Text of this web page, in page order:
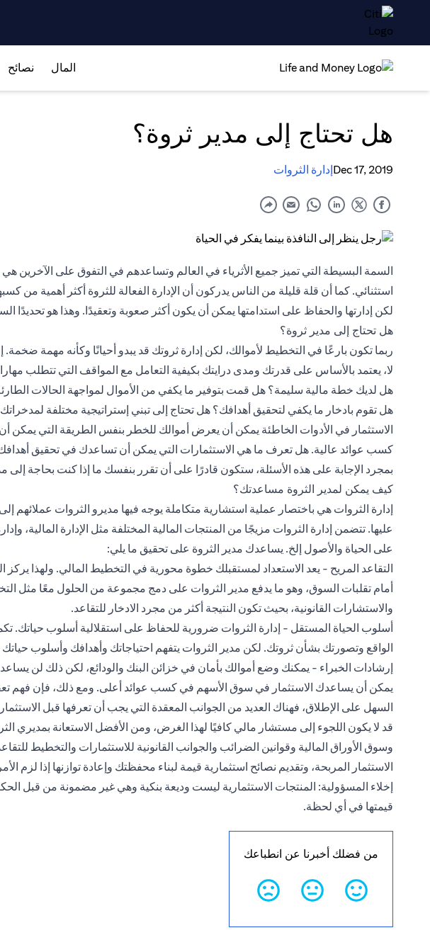
المال نصائح
هل تحتاج إلى مدير ثروة؟
Dec 17, 2019إدارة الثروات
السمة البسيطة التي تميز جميع الأثرياء في العالم وتساعدهم في التفوق على الآخرين
استثنائي. كما أن قلة قليلة من الناس يدركون أن الإدارة الفعالة للثروة أكثر أهمية من
لكن إدارتها والحفاظ على استدامتها يمكن أن يكون أكثر صعوبة وتعقيدًا. وهذا هو تحديدًا
هل تحتاج إلى مدير ثروة؟
ربما تكون بارعًا في التخطيط لأموالك، لكن إدارة ثروتك قد يبدو أحيانًا وكأنه مهمة ضخمة.
لا، يعتمد بالأساس على قدرتك ومدى درايتك بكيفية التعامل مع المواقف التي تتطلب
هل لديك خطة مالية سليمة؟ هل قمت بتوفير ما يكفي من الأموال لمواجهة الحالات
هل تقوم بادخار ما يكفي لتحقيق أهدافك؟ هل تحتاج إلى تبني إستراتيجية مختلفة
الاستثمار في الأدوات الخاطئة يمكن أن يعرض أموالك للخطر بنفس الطريقة التي يمكن
كسب عوائد عالية. هل تعرف ما هي الاستثمارات التي يمكن أن تساعدك في تحقيق
بمجرد الإجابة على هذه الأسئلة، ستكون قادرًا على أن تقرر بنفسك ما إذا كنت بحاجة إلى
كيف يمكن لمدير الثروة مساعدتك؟
إدارة الثروات هي باختصار عملية استشارية متكاملة يوجه فيها مديرو الثروات عملائهم إلى
عليها. تتضمن إدارة الثروات مزيجًا من المنتجات المالية المختلفة مثل الإدارة المالية،
على الحياة والأصول إلخ. يساعدك مدير الثروة على تحقيق ما يلي:
التقاعد المريح - يعد الاستعداد لمستقبلك خطوة محورية في التخطيط المالي. ولهذا
أمام تقلبات السوق، وهو ما يدفع مدير الثروات على دمج مجموعة من الحلول معًا مثل
والاستشارات القانونية، بحيث تكون النتيجة أكثر من مجرد الادخار للتقاعد.
أسلوب الحياة المستقل - إدارة الثروات ضرورية للحفاظ على استقلالية أسلوب حياتك.
الواقع وتصورتك بشأن ثروتك. لكن مدير الثروات يتفهم احتياجاتك وأهدافك وأسلوب
إرشادات الخبراء - يمكنك وضع أموالك بأمان في خزائن البنك والودائع، لكن ذلك لن
يمكن أن يساعدك الاستثمار في سوق الأسهم في كسب عوائد أعلى. ومع ذلك، فإن فهم
السهل على الإطلاق، فهناك العديد من الجوانب المعقدة التي يجب أن تعرفها قبل
قد لا يكون اللجوء إلى مستشار مالي كافيًا لهذا الغرض، ومن الأفضل الاستعانة بمديري
وسوق الأوراق المالية وقوانين الضرائب والجوانب القانونية للاستثمارات والتخطيط
الاستثمار المربحة، وتقديم نصائح استثمارية قيمة لبناء محفظتك وإعادة توازنها إذا
إخلاء المسؤولية: المنتجات الاستثمارية ليست وديعة بنكية وهي غير مضمونة من قبل
قيمتها في أي لحظة.
من فضلك أخبرنا عن انطباعك